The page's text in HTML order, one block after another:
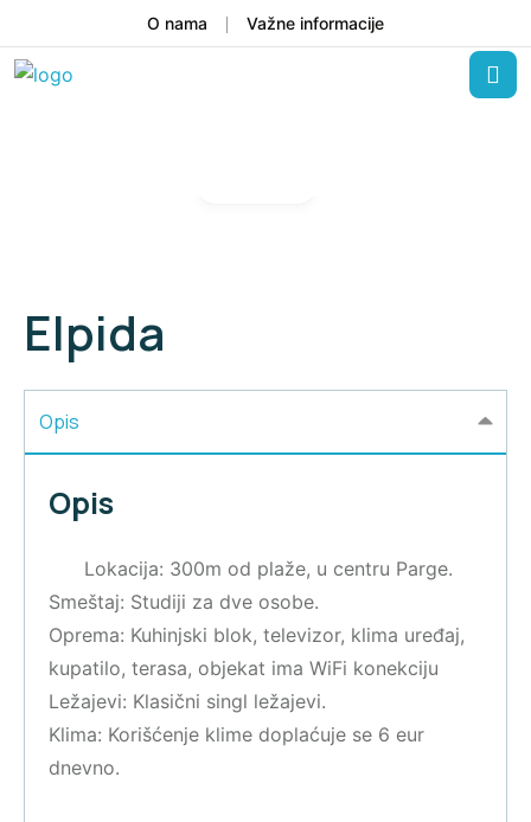
O nama Važne informacije
Elpida
Opis
Opis
Lokacija: 300m od plaže, u centru Parge.
Smeštaj: Studiji za dve osobe.
Oprema: Kuhinjski blok, televizor, klima uređaj,
kupatilo, terasa, objekat ima WiFi konekciju
Ležajevi: Klasični singl ležajevi.
Klima: Korišćenje klime doplaćuje se 6 eur
dnevno.